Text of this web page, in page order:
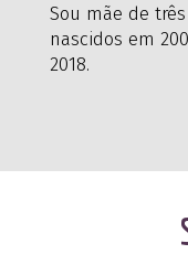
Sou mãe de
nascidos em
2018.